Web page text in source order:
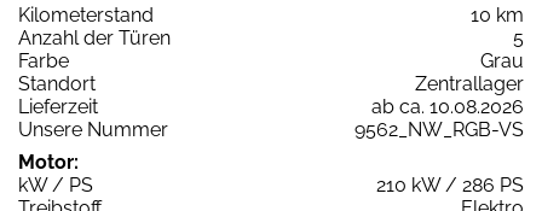
Kilometerstand
10 km
Anzahl der Türen
5
Farbe
Grau
Standort
Zentrallager
Lieferzeit
ab ca. 10.08.2026
Unsere Nummer
9562_NW_RGB-VS
Motor:
kW / PS
210 kW / 286 PS